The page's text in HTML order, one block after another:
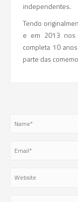
independentes.
Tendo
e em 2013
completa 10
parte das